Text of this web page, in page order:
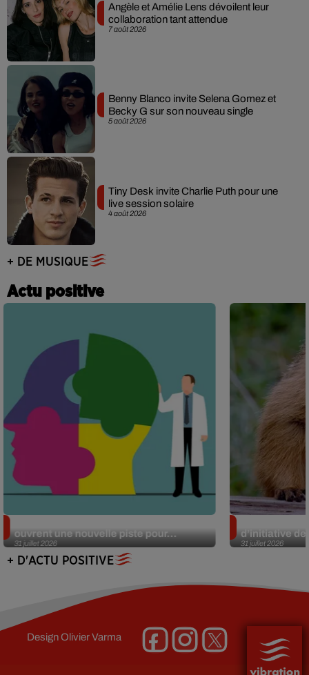
7 août 2026
Angèle et Amélie Lens dévoilent leur
collaboration tant attendue
5 août 2026
Benny Blanco invite Selena Gomez et
Becky G sur son nouveau single
4 août 2026
Tiny Desk invite Charlie Puth pour une
live session solaire
+ DE MUSIQUE
Actu positive
31 juillet 2026
ouvrent une nouvelle piste pour...
31 juillet 2026
d’initiative
+ D'ACTU POSITIVE
DesignOlivier Varma